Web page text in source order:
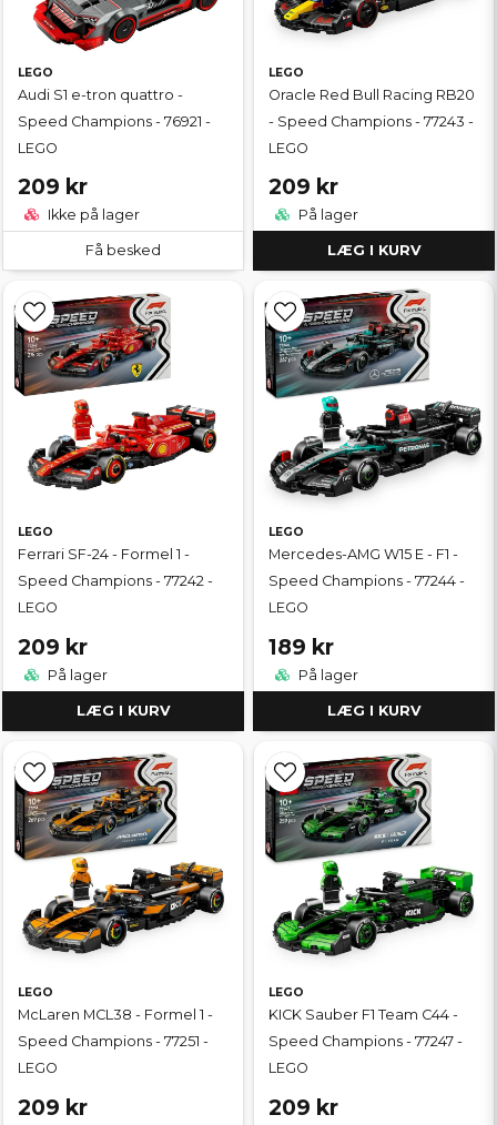
LEGO
Audi S1 e-tron quattro -
Speed Champions - 76921 -
LEGO
209 kr
Ikke på lager
Få besked
LEGO
Oracle Red Bull Racing RB20
- Speed Champions - 77243 -
LEGO
209 kr
På lager
LÆG I KURV
LEGO
Ferrari SF-24 - Formel 1 -
Speed Champions - 77242 -
LEGO
209 kr
På lager
LÆG I KURV
LEGO
Mercedes-AMG W15 E - F1 -
Speed Champions - 77244 -
LEGO
189 kr
På lager
LÆG I KURV
LEGO
McLaren MCL38 - Formel 1 -
Speed Champions - 77251 -
LEGO
209 kr
LEGO
KICK Sauber F1 Team C44 -
Speed Champions - 77247 -
LEGO
209 kr